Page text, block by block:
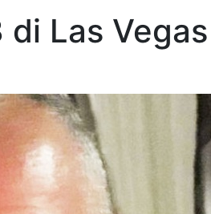
Las Vegas